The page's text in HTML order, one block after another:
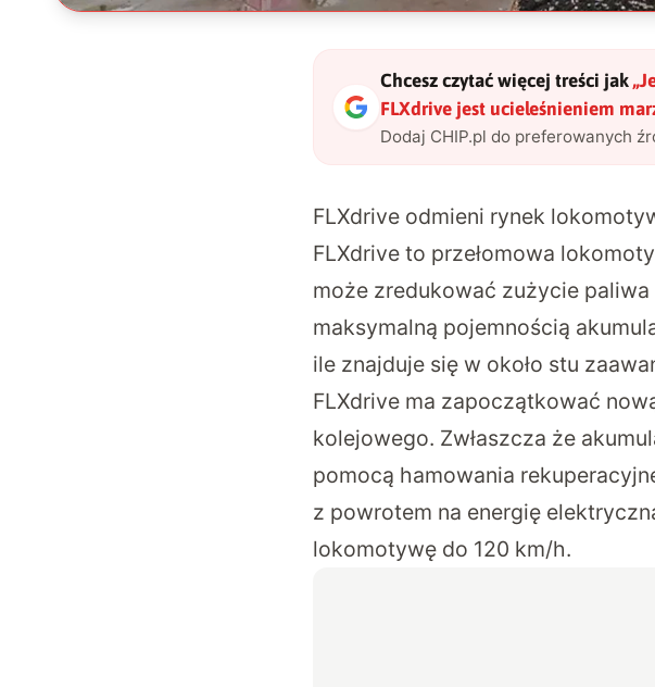
Chcesz czytać więcej treści jak „
FLXdrive jest ucieleśnieniem
Dodaj CHIP.pl do preferowanych
FLXdrive odmieni rynek
FLXdrive to przełomowa
może zredukować zużycie
maksymalną pojemnością
ile znajduje się w około stu
FLXdrive ma zapoczątkować
kolejowego. Zwłaszcza że
pomocą hamowania
z powrotem na energię
lokomotywę do 120 km/h.